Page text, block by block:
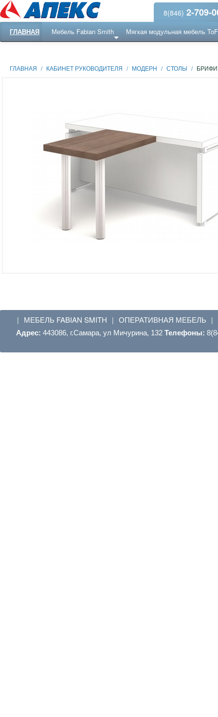
8(846) 2-709-
ГЛАВНАЯ Мебель Fabian Smith Мягкая модульная мебель
ГЛАВНАЯ / КАБИНЕТ РУКОВОДИТЕЛЯ / МОДЕРН / СТОЛЫ /
| МЕБЕЛЬ FABIAN SMITH | ОПЕРАТИВНАЯ МЕБЕЛЬ |
Адрес: 443086, г.Самара, ул Мичурина, 132 Телефоны: